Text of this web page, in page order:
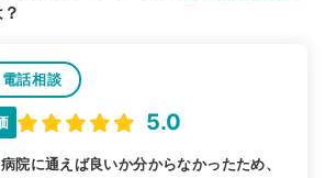
電話相談
5.0
院に通えば良いか分からなかったため、